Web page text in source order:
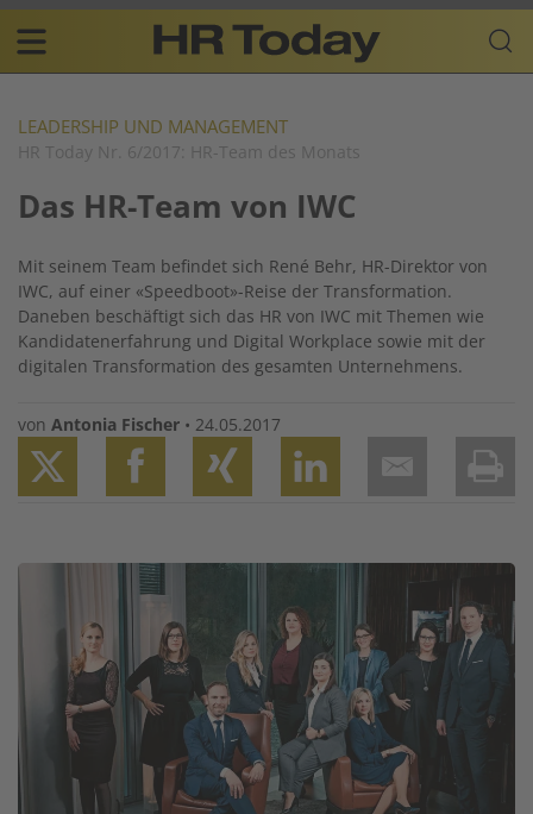
Skip
content
Plattform
für
Resources
navigation
DE
LEADERSHIP UND MANAGEMENT
HR Today Nr. 6/2017: HR-Team des Monats
Das HR-Team von IWC
Mit seinem Team befindet sich René Behr, HR-Direktor von
IWC, auf einer «Speedboot»-Reise der Transformation.
Daneben beschäftigt sich das HR von IWC mit Themen wie
Kandidatenerfahrung und Digital Workplace sowie mit der
digitalen Transformation des gesamten Unternehmens.
von Antonia Fischer • 24.05.2017